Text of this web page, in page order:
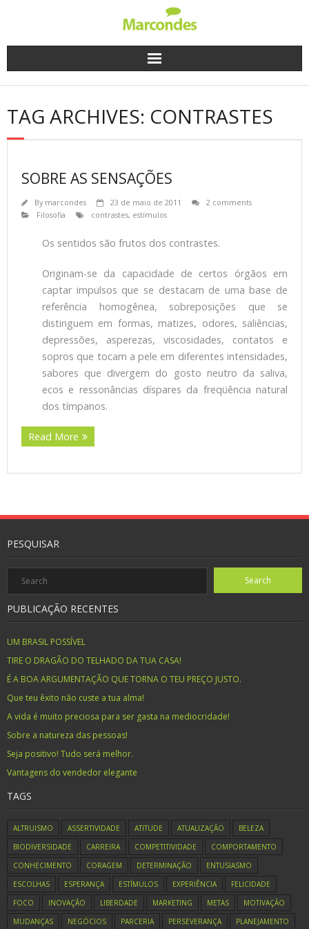
TAG ARCHIVES: CONTRASTES
SOBRE AS SENSAÇÕES
By marcondes 23 de maio de 2011
2 comments
Filosofia
contrastes, estímulos
Os sentidos são frutos dos contrastes.
Originam-se da capacidade de certos órgãos em
captar impulsos que se destacam de uma base de
referência homogênea, sobreposições que se
distinguem em formas, matizes, odores, saliências,
depressões, asperezas, viscosidades, contatos e
sopros que tocam a pele em diferentes intensidades,
sabores que divergem do gosto neutro da saliva,
ecos e ressonâncias díspares da freqüência natural
dos tímpanos.
Read More
PESQUISAR
PUBLICAÇÃO RECENTES
UM BRASIL POSSÍVEL
TIRE O DRAGÃO DO TELHADO DA TUA CASA!
É A BOA ARGUMENTAÇÃO QUE TORNA O TEU PREÇO JUSTO.
Que teu êxito não custe a tua alma!
A vida é muito preciosa para ser gasta na mediocridade!
Sobre a natureza das pessoas!
Seja positivo! Tudo será melhor.
Vantagens do vendedor elegante
TAGS
ALTRUISMO ASSERTIVIDADE ATITUDE ATUALIZAÇÃO
BELEZA
BIODIVERSIDADE
CARREIRA COMPETITIVIDADE
COMPORTAMENTO
CONHECIMENTO
CORAGEM DETERMINAÇÃO
ENTUSIASMO
ESCOLHAS
ESPERANÇA ESTÍMULOS EXPERIÊNCIA
FELICIDADE
FOCO
INOVAÇÃO LIBERDADE MARKETING METAS
MOTIVAÇÃO
MUDANÇAS
NEGÓCIOS PARCERIA PERSEVERANÇA PLANEJAMENTO